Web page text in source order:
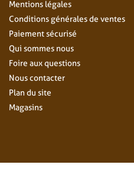
Mentions légales
Conditions générales de ventes
Paiement sécurisé
Qui sommes nous
Foire aux questions
Nous contacter
Plan du site
Magasins